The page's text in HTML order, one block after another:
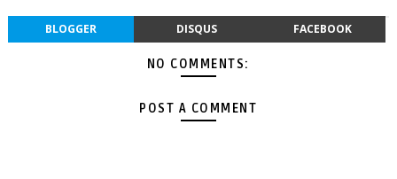
BLOGGER DISQUS FACEBOOK
NO COMMENTS:
POST A COMMENT